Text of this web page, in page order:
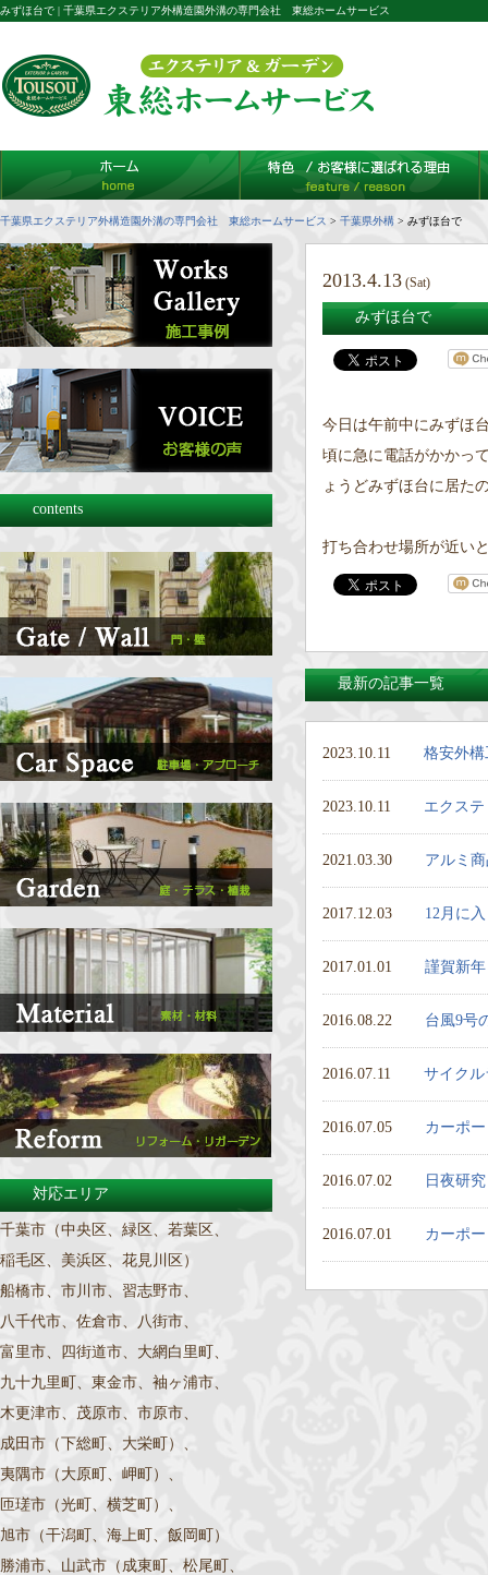
みずほ台で | 千葉県エクステリア外構造園外溝の専門会社 東総ホームサービス
千葉県エクステリア外構造園外溝の専門会社 東総ホームサービス > 千葉県外構 > みずほ台で
2013.4.13 (Sat)
みずほ台で
今日は午前中にみずほ
頃に急に電話がかかっ
ょうどみずほ台に居た
打ち合わせ場所が近い
最新の記事一覧
2023.10.11 格安外
2023.10.11 エクス
2021.03.30 アルミ
2017.12.03 12月に
2017.01.01 謹賀新年
2016.08.22 台風9号
2016.07.11 サイク
2016.07.05 カーポ
2016.07.02 日夜研
2016.07.01 カーポ
contents
対応エリア
千葉市（中央区、緑区、若葉区、
稲毛区、美浜区、花見川区）
船橋市、市川市、習志野市、
八千代市、佐倉市、八街市、
富里市、四街道市、大網白里町、
九十九里町、東金市、袖ヶ浦市、
木更津市、茂原市、市原市、
成田市（下総町、大栄町）、
夷隅市（大原町、岬町）、
匝瑳市（光町、横芝町）、
旭市（干潟町、海上町、飯岡町）
勝浦市、山武市（成東町、松尾町、